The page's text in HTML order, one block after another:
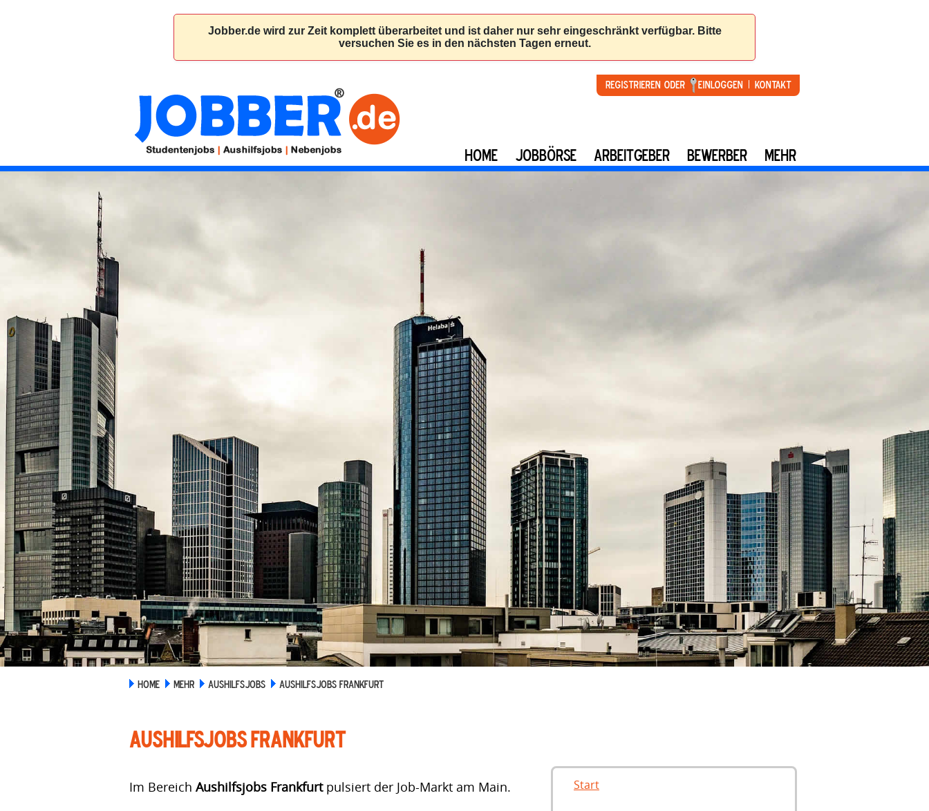
Registrieren oder Einloggen Kontakt
HOME JOBBÖRSE ARBEITGEBER BEWERBER MEHR
HOME MEHR AUSHILFSJOBS AUSHILFSJOBS FRANKFURT
Aushilfsjobs Frankfurt
Im Bereich Aushilfsjobs Frankfurtpulsiert der Job-Markt am Main. Start